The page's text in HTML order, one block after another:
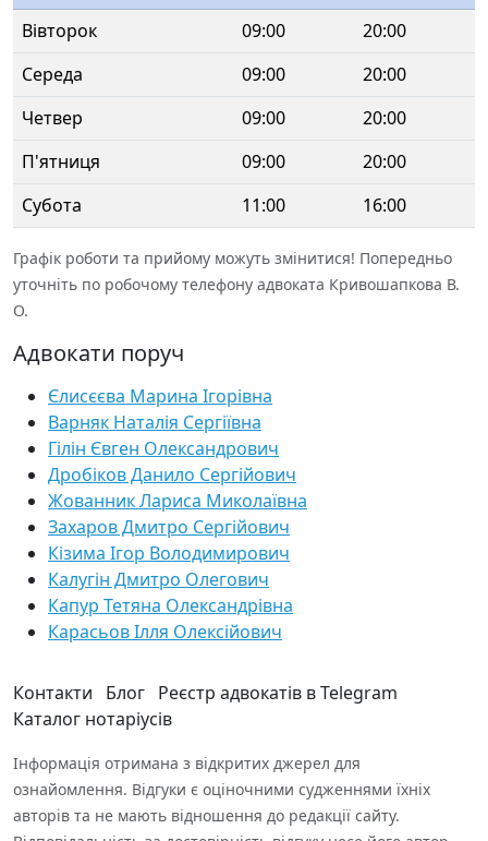
Вівторок
09:00
20:00
Середа
09:00
20:00
Четвер
09:00
20:00
П'ятниця
09:00
20:00
Субота
11:00 16:00
Графік роботи та прийому можуть змінитися! Попередньо
уточніть по робочому телефону адвоката Кривошапкова В.
О.
Адвокати поруч
Єлисєєва Марина Ігорівна
Варняк Наталія Сергіївна
Гілін Євген Олександрович
Дробіков Данило Сергійович
Жованник Лариса Миколаївна
Захаров Дмитро Сергійович
Кізима Ігор Володимирович
Калугін Дмитро Олегович
Капур Тетяна Олександрівна
Карасьов Ілля Олексійович
Контакти Блог Реєстр адвокатів в Telegram
Каталог нотаріусів
Інформація отримана з відкритих джерел для
ознайомлення. Відгуки є оціночними судженнями їхніх
авторів та не мають відношення до редакції сайту.